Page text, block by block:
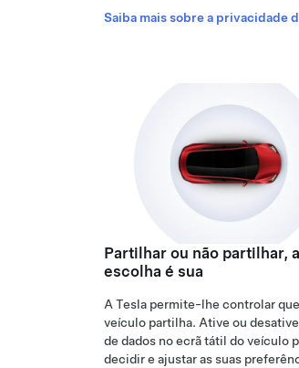
Saiba mais sobre a privacidade
Partilhar ou não partilhar, a
escolha é sua
A Tesla permite-lhe controlar
veículo partilha. Ative ou
de dados no ecrã tátil do veículo
decidir e ajustar as suas